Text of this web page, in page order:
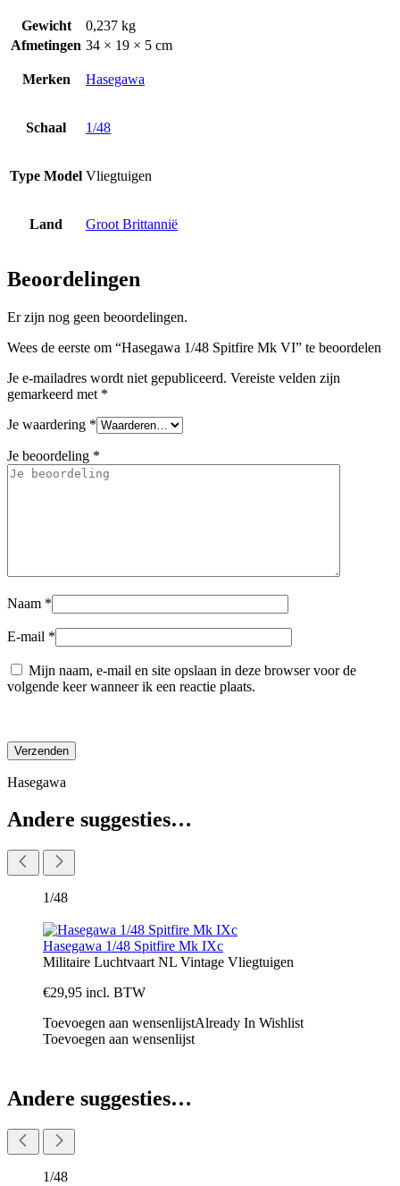
Gewicht
0,237 kg
Afmetingen 34 × 19 × 5 cm
Merken Hasegawa
Schaal 1/48
Type Model Vliegtuigen
Land Groot Brittannië
Beoordelingen
Er zijn nog geen beoordelingen.
Wees de eerste om “Hasegawa 1/48 Spitfire Mk VI” te beoordelen
Je e-mailadres wordt niet gepubliceerd. Vereiste velden zijn
gemarkeerd met *
Je waardering *
Je beoordeling *
Naam *
E-mail *
Mijn naam, e-mail en site opslaan in deze browser voor de
volgende keer wanneer ik een reactie plaats.
Hasegawa
Andere suggesties…
1/48
Hasegawa 1/48 Spitfire Mk IXc
Militaire Luchtvaart NL Vintage Vliegtuigen
€29,95 incl. BTW
Toevoegen aan wensenlijstAlready In Wishlist
Toevoegen aan wensenlijst
Andere suggesties…
1/48